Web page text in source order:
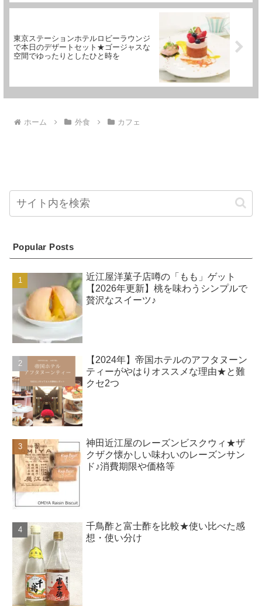
東京ステーションホテルロビーラウンジ
で本日のデザートセット★ゴージャスな
空間でゆったりとしたひと時を
ホーム 外食 カフェ
Popular Posts
近江屋洋菓子店噂の「もも」ゲット
【2026年更新】桃を味わうシンプルで
贅沢なスイーツ♪
【2024年】帝国ホテルのアフタヌーン
ティーがやはりオススメな理由★と難
クセ2つ
神田近江屋のレーズンビスクウィ★ザ
クザク懐かしい味わいのレーズンサン
ド♪消費期限や価格等
千鳥酢と富士酢を比較★使い比べた感
想・使い分け